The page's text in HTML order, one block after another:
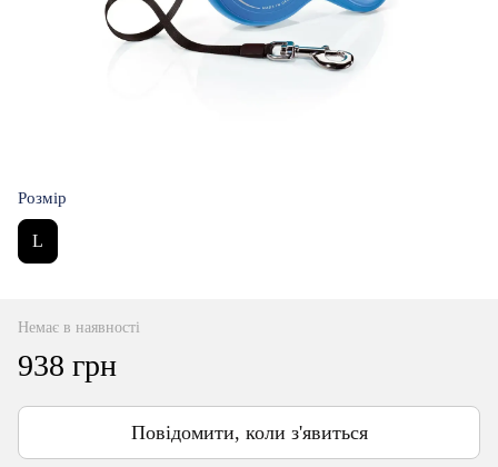
Розмір
L
Немає в наявності
938 грн
Повідомити, коли з'явиться